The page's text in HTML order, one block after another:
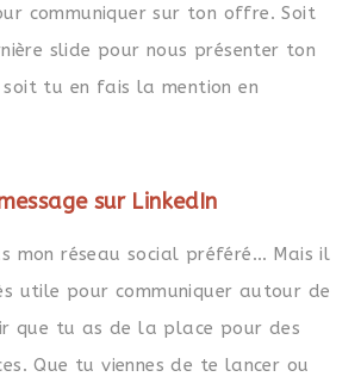
communiquer sur ton offre. Soit
slide pour nous présenter ton
tu en fais la mention en
sur LinkedIn
mon réseau social préféré… Mais il
utile pour communiquer autour de
que tu as de la place pour des
Que tu viennes de te lancer ou